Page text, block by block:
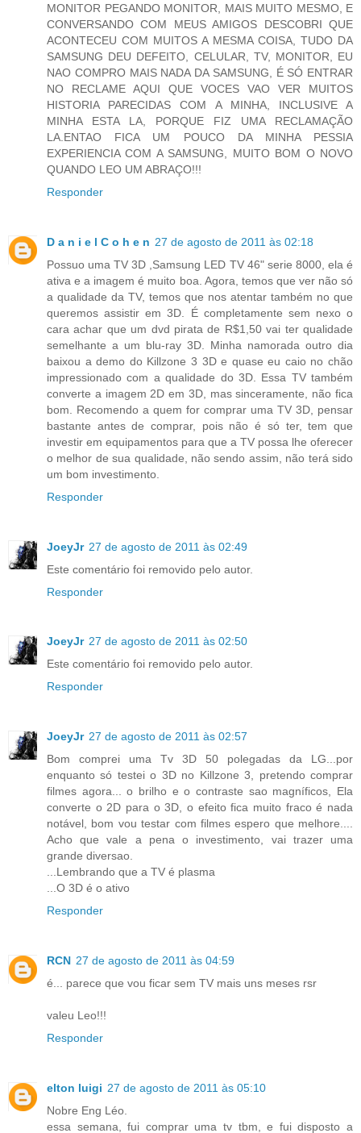
MONITOR PEGANDO MONITOR, MAIS MUITO MESMO, E
CONVERSANDO COM MEUS AMIGOS DESCOBRI QUE
ACONTECEU COM MUITOS A MESMA COISA, TUDO DA
SAMSUNG DEU DEFEITO, CELULAR, TV, MONITOR, EU
NAO COMPRO MAIS NADA DA SAMSUNG, É SÓ ENTRAR
NO RECLAME AQUI QUE VOCES VAO VER MUITOS
HISTORIA PARECIDAS COM A MINHA, INCLUSIVE A
MINHA ESTA LA, PORQUE FIZ UMA RECLAMAÇÃO
LA.ENTAO FICA UM POUCO DA MINHA PESSIA
EXPERIENCIA COM A SAMSUNG, MUITO BOM O NOVO
QUANDO LEO UM ABRAÇO!!!
Responder
D a n i e l C o h e n 27 de agosto de 2011 às 02:18
Possuo uma TV 3D ,Samsung LED TV 46" serie 8000, ela é
ativa e a imagem é muito boa. Agora, temos que ver não só
a qualidade da TV, temos que nos atentar também no que
queremos assistir em 3D. É completamente sem nexo o
cara achar que um dvd pirata de R$1,50 vai ter qualidade
semelhante a um blu-ray 3D. Minha namorada outro dia
baixou a demo do Killzone 3 3D e quase eu caio no chão
impressionado com a qualidade do 3D. Essa TV também
converte a imagem 2D em 3D, mas sinceramente, não fica
bom. Recomendo a quem for comprar uma TV 3D, pensar
bastante antes de comprar, pois não é só ter, tem que
investir em equipamentos para que a TV possa lhe oferecer
o melhor de sua qualidade, não sendo assim, não terá sido
um bom investimento.
Responder
JoeyJr 27 de agosto de 2011 às 02:49
Este comentário foi removido pelo autor.
Responder
JoeyJr 27 de agosto de 2011 às 02:50
Este comentário foi removido pelo autor.
Responder
JoeyJr 27 de agosto de 2011 às 02:57
Bom comprei uma Tv 3D 50 polegadas da LG...por
enquanto só testei o 3D no Killzone 3, pretendo comprar
filmes agora... o brilho e o contraste sao magníficos, Ela
converte o 2D para o 3D, o efeito fica muito fraco é nada
notável, bom vou testar com filmes espero que melhore....
Acho que vale a pena o investimento, vai trazer uma
grande diversao.
...Lembrando que a TV é plasma
...O 3D é o ativo
Responder
RCN 27 de agosto de 2011 às 04:59
é... parece que vou ficar sem TV mais uns meses rsr
valeu Leo!!!
Responder
elton luigi 27 de agosto de 2011 às 05:10
Nobre Eng Léo.
essa semana, fui comprar uma tv tbm, e fui disposto a